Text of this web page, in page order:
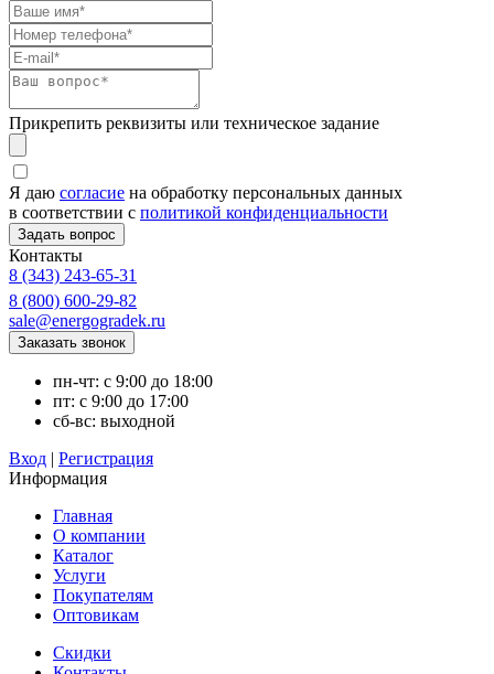
Прикрепить реквизиты или техническое задание
Я даю согласие на обработку персональных данных
в соответствии с политикой конфиденциальности
Контакты
8 (343) 243-65-31
8 (800) 600-29-82
sale@energogradek.ru
пн-чт: с 9:00 до 18:00
пт: с 9:00 до 17:00
сб-вс: выходной
Вход | Регистрация
Информация
Главная
О компании
Каталог
Услуги
Покупателям
Оптовикам
Скидки